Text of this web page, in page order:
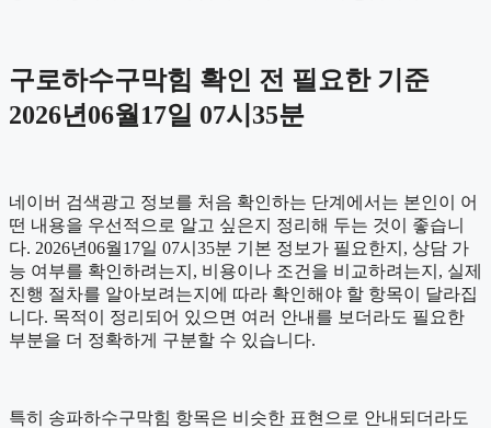
구로하수구막힘 확인 전 필요한 기준
2026년06월17일 07시35분
네이버 검색광고 정보를 처음 확인하는 단계에서는 본인이 어
떤 내용을 우선적으로 알고 싶은지 정리해 두는 것이 좋습니
다. 2026년06월17일 07시35분 기본 정보가 필요한지, 상담 가
능 여부를 확인하려는지, 비용이나 조건을 비교하려는지, 실제
진행 절차를 알아보려는지에 따라 확인해야 할 항목이 달라집
니다. 목적이 정리되어 있으면 여러 안내를 보더라도 필요한
부분을 더 정확하게 구분할 수 있습니다.
특히 송파하수구막힘 항목은 비슷한 표현으로 안내되더라도